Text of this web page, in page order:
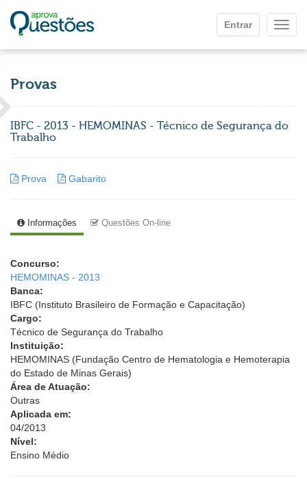
Entrar
Provas
IBFC - 2013 - HEMOMINAS - Técnico de Segurança do
Trabalho
Prova Gabarito
Informações Questões On-line
Concurso:
HEMOMINAS - 2013
Banca:
IBFC (Instituto Brasileiro de Formação e Capacitação)
Cargo:
Técnico de Segurança do Trabalho
Instituição:
HEMOMINAS (Fundação Centro de Hematologia e Hemoterapia
do Estado de Minas Gerais)
Área de Atuação:
Outras
Aplicada em:
04/2013
Nível:
Ensino Médio